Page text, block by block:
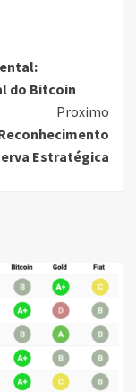
do Bitcoin
Proximo
Estratégica